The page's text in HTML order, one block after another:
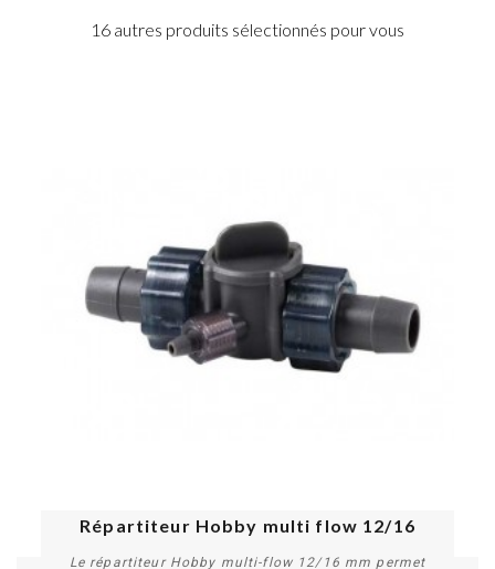
16 autres produits sélectionnés pour vous
Répartiteur Hobby multi flow 12/16
Le répartiteur Hobby multi-flow 12/16 mm permet